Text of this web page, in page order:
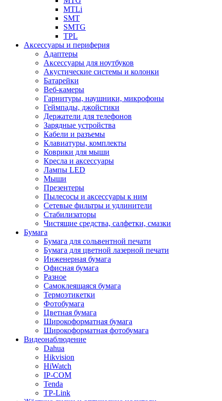
MTLi
SMT
SMTG
TPL
Аксессуары и периферия
Адаптеры
Аксессуары для ноутбуков
Акустические системы и колонки
Батарейки
Веб-камеры
Гарнитуры, наушники, микрофоны
Геймпады, джойстики
Держатели для телефонов
Зарядные устройства
Кабели и разъемы
Клавиатуры, комплекты
Коврики для мыши
Кресла и аксессуары
Лампы LED
Мыши
Презентеры
Пылесосы и аксессуары к ним
Сетевые фильтры и удлинители
Стабилизаторы
Чистящие средства, салфетки, смазки
Бумага
Бумага для сольвентной печати
Бумага для цветной лазерной печати
Инженерная бумага
Офисная бумага
Разное
Самоклеящаяся бумага
Термоэтикетки
Фотобумага
Цветная бумага
Широкоформатная бумага
Широкоформатная фотобумага
Видеонаблюдение
Dahua
Hikvision
HiWatch
IP-COM
Tenda
TP-Link